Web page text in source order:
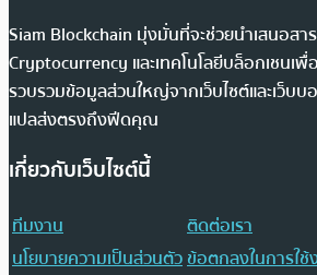
Siam Blockchain มุ่งมั่นที่จะช่วยนำเสนอสา
Cryptocurrency และเทคโนโลยีบล็อกเชนเพื่
รวบรวมข้อมูลส่วนใหญ่จากเว็บไซต์และเว็บบ
แปลส่งตรงถึงฟีดคุณ
เกี่ยวกับเว็บไซต์นี้
ทีมงาน
ติดต่อเรา
นโยบายความเป็นส่วนตัวข้อตกลงในการใช้